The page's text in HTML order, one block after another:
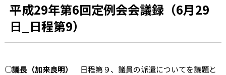
平成29年第6回定例会会議録（6月29
日_日程第9）
○議長（加来良明）
日程第９、議員の派遣についてを議題と